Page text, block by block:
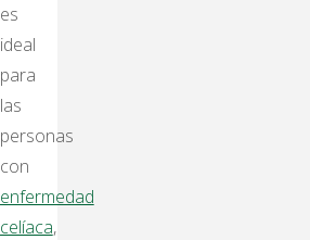
es
ideal
para
las
personas
con
enfermedad
celíaca,